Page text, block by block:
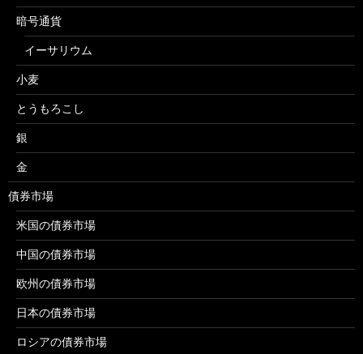
暗号通貨
イーサリウム
小麦
とうもろこし
銀
金
債券市場
米国の債券市場
中国の債券市場
欧州の債券市場
日本の債券市場
ロシアの債券市場